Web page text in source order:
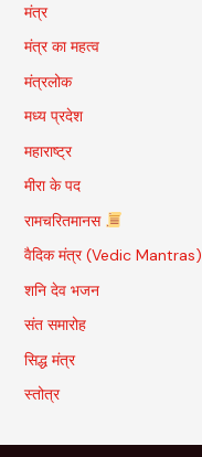
मंत्र
मंत्र का महत्व
मंत्रलोक
मध्य प्रदेश
महाराष्ट्र
मीरा के पद
रामचरितमानस
वैदिक मंत्र (Vedic Mantras)
शनि देव भजन
संत समारोह
सिद्ध मंत्र
स्तोत्र